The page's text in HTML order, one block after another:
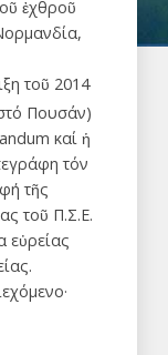
ἐχθροῦ
τοῦ 2014
Πουσάν)
καί ἡ
τόν
τῆς
τοῦ Π.Σ.Ε.
εὐρείας